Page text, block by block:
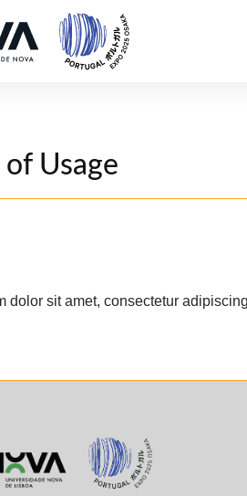
of Usage
dolor sit amet, consectetur